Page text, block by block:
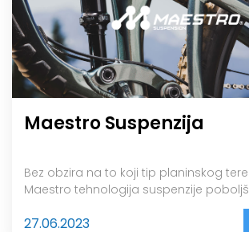
Maestro Suspenzija
Bez obzira na to koji tip planinskog
Maestro tehnologija suspenzije
27.06.2023